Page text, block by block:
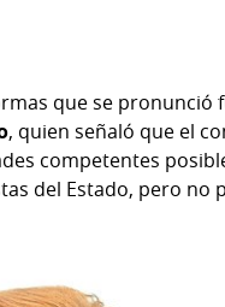
que se
, quien señaló que el
competentes
del Estado, pero no